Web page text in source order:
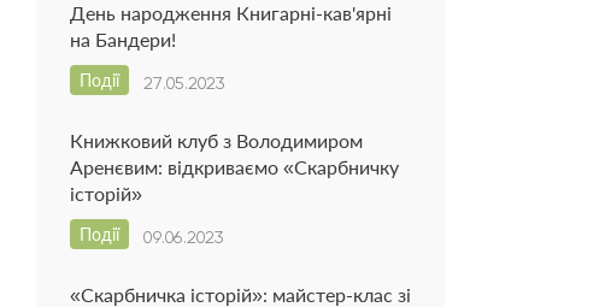
День народження Книгарні-кав'ярні
на Бандери!
27.05.2023
Події
Книжковий клуб з Володимиром
Аренєвим: відкриваємо «Скарбничку
історій»
09.06.2023
Події
«Скарбничка історій»: майстер-клас зі